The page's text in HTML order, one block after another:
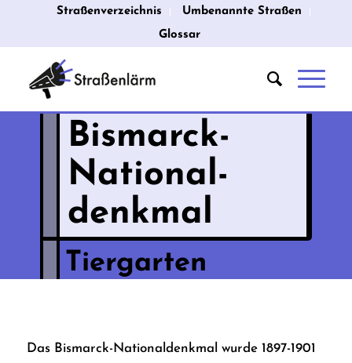
Straßenverzeichnis
Umbenannte Straßen
Glossar
Bismarck-
National­
denkmal
Tiergarten
Das Bismarck-Nationaldenkmal wurde 1897-1901